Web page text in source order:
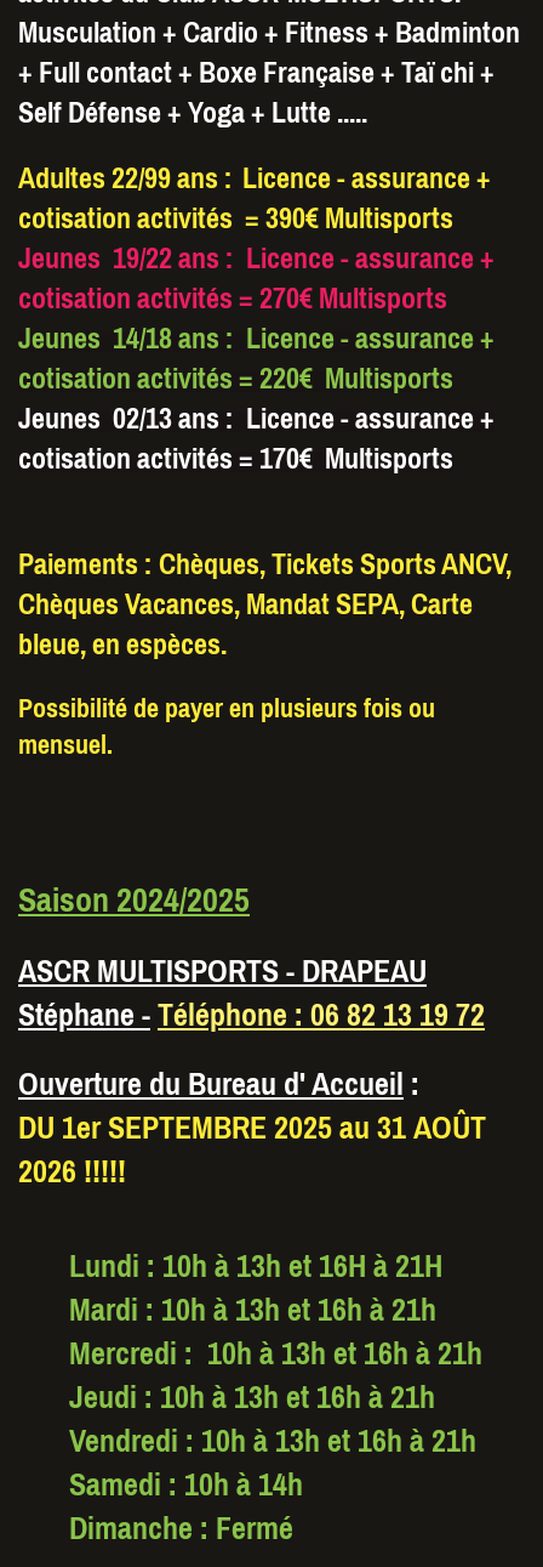
Musculation + Cardio + Fitness + Badminton
+ Full contact + Boxe Française + Taï chi +
Self Défense + Yoga + Lutte .....
Adultes 22/99 ans : Licence - assurance +
cotisation activités = 390€ Multisports
Jeunes 19/22 ans : Licence - assurance +
cotisation activités = 270€ Multisports
Jeunes 14/18 ans : Licence - assurance +
cotisation activités = 220€ Multisports
Jeunes 02/13 ans : Licence - assurance +
cotisation activités = 170€ Multisports
Paiements : Chèques, Tickets Sports ANCV,
Chèques Vacances, Mandat SEPA, Carte
bleue, en espèces.
Possibilité de payer en plusieurs fois ou
mensuel.
Saison 2024/2025
ASCR MULTISPORTS - DRAPEAU
Stéphane - Téléphone : 06 82 13 19 72
Ouverture du Bureau d' Accueil :
DU 1er SEPTEMBRE 2025 au 31 AOÛT
2026 !!!!!
Lundi : 10h à 13h et 16H à 21H
Mardi : 10h à 13h et 16h à 21h
Mercredi : 10h à 13h et 16h à 21h
Jeudi : 10h à 13h et 16h à 21h
Vendredi : 10h à 13h et 16h à 21h
Samedi : 10h à 14h
Dimanche : Fermé